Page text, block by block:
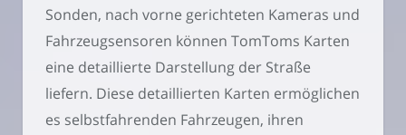
Sonden, nach vorne gerichteten Kameras und
Fahrzeugsensoren können TomToms Karten
eine detaillierte Darstellung der Straße
liefern. Diese detaillierten Karten ermöglichen
es selbstfahrenden Fahrzeugen, ihren